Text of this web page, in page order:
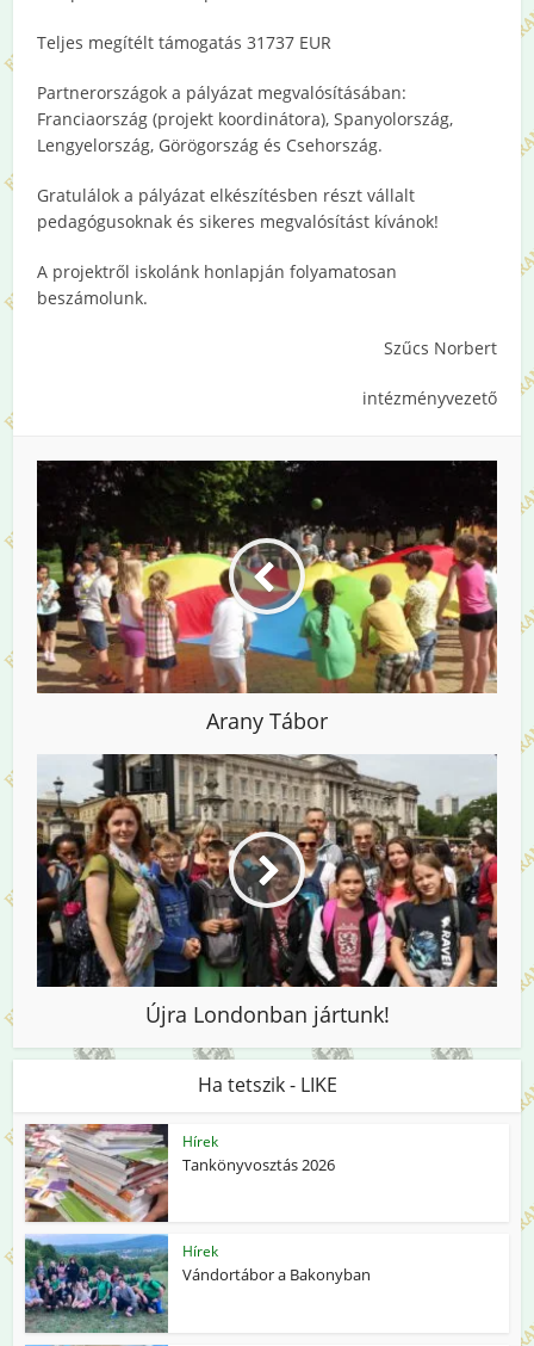
Teljes megítélt támogatás 31737 EUR
Partnerországok a pályázat megvalósításában:
Franciaország (projekt koordinátora), Spanyolország,
Lengyelország, Görögország és Csehország.
Gratulálok a pályázat elkészítésben részt vállalt
pedagógusoknak és sikeres megvalósítást kívánok!
A projektről iskolánk honlapján folyamatosan
beszámolunk.
Szűcs Norbert
intézményvezető
Arany Tábor
Újra Londonban jártunk!
Ha tetszik - LIKE
Hírek
Tankönyvosztás 2026
Hírek
Vándortábor a Bakonyban